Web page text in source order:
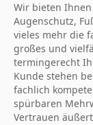
Wir bieten
Augenschutz,
vieles mehr die
großes und
termingerecht
Kunde stehen
fachlich
spürbaren
Vertrauen